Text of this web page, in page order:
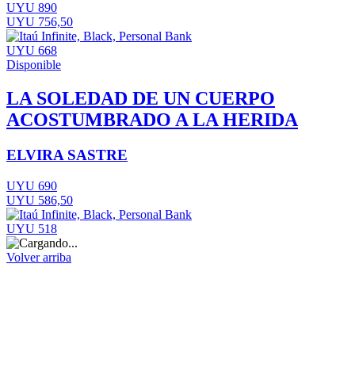
UYU 890
UYU 756,50
UYU 668
Disponible
LA SOLEDAD DE UN CUERPO
ACOSTUMBRADO A LA HERIDA
ELVIRA SASTRE
UYU 690
UYU 586,50
UYU 518
Volver arriba